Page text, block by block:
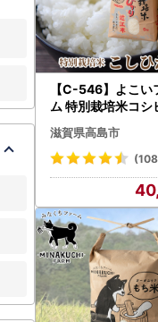
○返礼品の配送
・12月は大変
や、寄付の取
【C-546】よこい
ム 特別栽培米コシ
Ａ 10kg（5kg×2
島屋選定品］
滋賀県高島市